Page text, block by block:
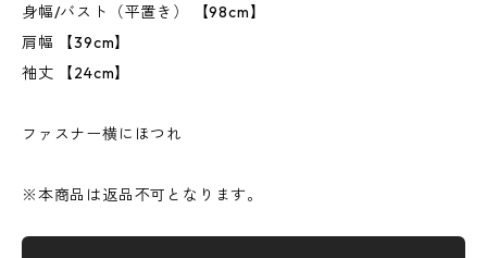
身幅/バスト（平置き） 【98cm】
肩幅 【39cm】
袖丈 【24cm】
ファスナー横にほつれ
※本商品は返品不可となります。